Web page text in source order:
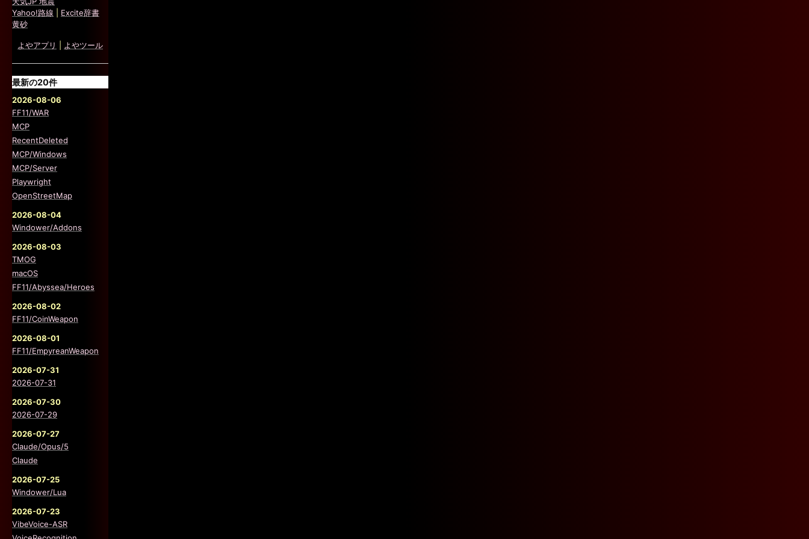
Yahoo!路線
Excite辞書
黄砂
よやアプリ よやツール
最新の20件
2026-08-06
FF11/WAR
MCP
RecentDeleted
MCP/Windows
MCP/Server
Playwright
OpenStreetMap
2026-08-04
Windower/Addons
2026-08-03
TMOG
macOS
FF11/Abyssea/Heroes
2026-08-02
FF11/CoinWeapon
2026-08-01
FF11/EmpyreanWeapon
2026-07-31
2026-07-31
2026-07-30
2026-07-29
2026-07-27
Claude/Opus/5
Claude
2026-07-25
Windower/Lua
2026-07-23
VibeVoice-ASR